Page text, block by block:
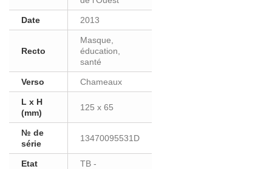
Date 2013
Recto
Masque,
éducation,
santé
Verso Chameaux
L x H
(mm)
125 x 65
№ de
série
13470095531D
Etat TB -